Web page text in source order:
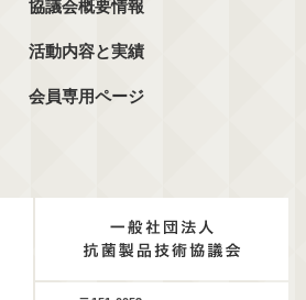
協議会概要情報
活動内容と実績
会員専用ページ